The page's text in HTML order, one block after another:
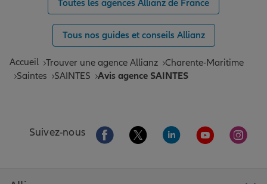
Toutes les agences Allianz de France
Tous nos guides et conseils Allianz
Accueil Trouver une agence Allianz Charente-Maritime
Saintes
SAINTES Avis agence SAINTES
Suivez-nous Aller sur la page Facebook de Allianz
Aller sur la page Twitter de
Aller sur la page
Aller sur la
Aller